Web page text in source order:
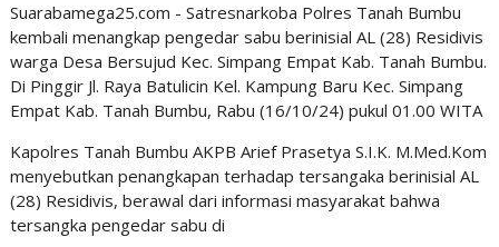
Suarabamega25.com - Satresnarkoba Polres Tanah Bumbu
kembali menangkap pengedar sabu berinisial AL (28) Residivis
warga Desa Bersujud Kec. Simpang Empat Kab. Tanah Bumbu.
Di Pinggir Jl. Raya Batulicin Kel. Kampung Baru Kec. Simpang
Empat Kab. Tanah Bumbu, Rabu (16/10/24) pukul 01.00 WITA
Kapolres Tanah Bumbu AKPB Arief Prasetya S.I.K. M.Med.Kom
menyebutkan penangkapan terhadap tersangaka berinisial AL
(28) Residivis, berawal dari informasi masyarakat bahwa
tersangka pengedar sabu di